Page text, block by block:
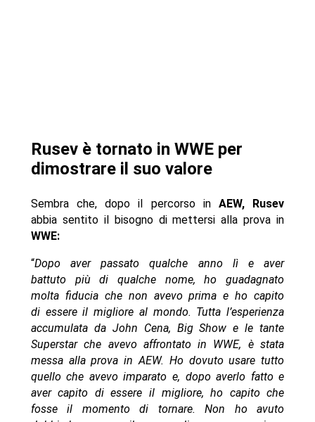
Rusev è tornato in WWE per
dimostrare il suo valore
Sembra che, dopo il percorso in AEW, Rusev
abbia sentito il bisogno di mettersi alla prova in
WWE:
“Dopo aver passato qualche anno lì e aver
battuto più di qualche nome, ho guadagnato
molta fiducia che non avevo prima e ho capito
di essere il migliore al mondo. Tutta l’esperienza
accumulata da John Cena, Big Show e le tante
Superstar che avevo affrontato in WWE, è stata
messa alla prova in AEW. Ho dovuto usare tutto
quello che avevo imparato e, dopo averlo fatto e
aver capito di essere il migliore, ho capito che
fosse il momento di tornare. Non ho avuto